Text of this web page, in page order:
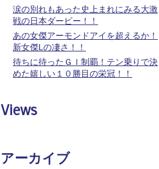
涙の別れもあった史上まれにみる大激
戦の日本ダービー！！
あの女傑アーモンドアイを超えるか！
新女傑Lの凄さ！！
待ちに待ったＧＩ制覇！テン乗りで決
めた嬉しい１０勝目の栄冠！！
Views
アーカイブ